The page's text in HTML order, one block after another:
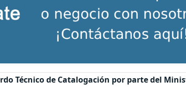
Técnico de Catalogación por parte del